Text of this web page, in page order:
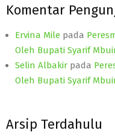
Komentar
Ervina Mile pada
Oleh Bupati Syarif
Selin Albakir pada
Oleh Bupati Syarif
Arsip Terdahulu